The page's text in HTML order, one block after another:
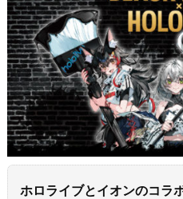
ホロライブとイオンのコラ